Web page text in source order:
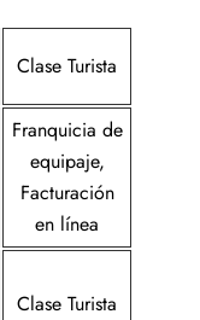
Clase Turista
Franquicia de
equipaje,
Facturación
en línea
Clase Turista